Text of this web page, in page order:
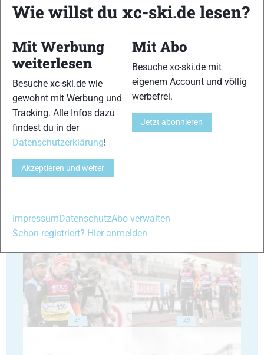
35 36
39
41 42
Wie willst du xc-ski.de lesen?
Mit Werbung
weiterlesen
Besuche xc-ski.de wie
gewohnt mit Werbung und
Tracking. Alle Infos dazu
findest du in der
Datenschutzerklärung!
Akzeptieren und weiter
Mit Abo
Besuche xc-ski.de mit
eigenem Account und völlig
werbefrei.
Jetzt abonnieren
ImpressumDatenschutzAbo verwalten
Schon registriert? Hier anmelden